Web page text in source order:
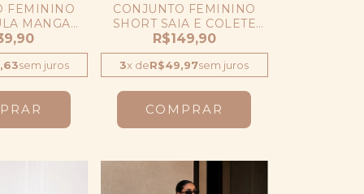
FEMININO
MANGA
E SHORT
sem juros
CONJUNTO FEMININO
SHORT SAIA E COLETE
ALFAIATARIA MODA PLUS
R$149,90
3x deR$49,97sem juros
COMPRAR